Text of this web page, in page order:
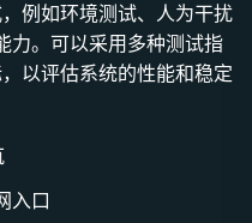
例如环境测试、人为干扰
力。可以采用多种测试指
以评估系统的性能和稳定
入口